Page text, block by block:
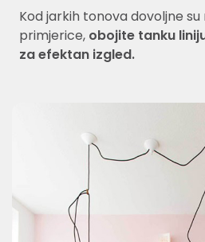
Kod jarkih tonova dovoljne
primjerice, obojite tanku
za efektan izgled.